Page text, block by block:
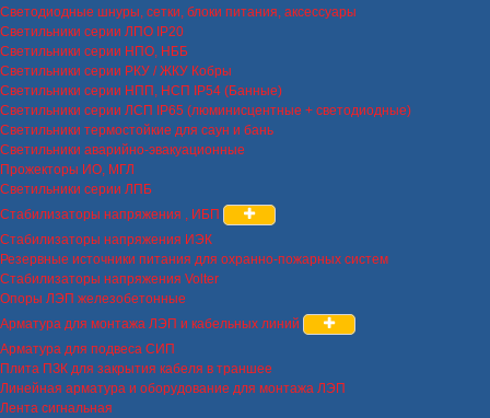
Светодиодные шнуры, сетки, блоки питания, аксессуары
Светильники серии ЛПО IP20
Светильники серии НПО, НББ
Светильники серии РКУ / ЖКУ Кобры
Светильники серии НПП, НСП IP54 (Банные)
Светильники серии ЛСП IP65 (люминисцентные + светодиодные)
Светильники термостойкие для саун и бань
Светильники аварийно-эвакуационные
Прожекторы ИО, МГЛ
Светильники серии ЛПБ
Стабилизаторы напряжения , ИБП
Стабилизаторы напряжения ИЭК
Резервные источники питания для охранно-пожарных систем
Стабилизаторы напряжения Volter
Опоры ЛЭП железобетонные
Арматура для монтажа ЛЭП и кабельных линий
Арматура для подвеса СИП
Плита ПЗК для закрытия кабеля в траншее
Линейная арматура и оборудование для монтажа ЛЭП
Лента сигнальная